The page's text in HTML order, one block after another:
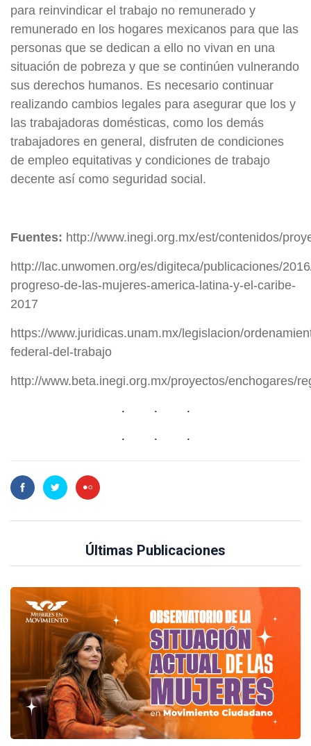
para reinvindicar el trabajo no remunerado y
remunerado en los hogares mexicanos para que las
personas que se dedican a ello no vivan en una
situación de pobreza y que se continúen vulnerando
sus derechos humanos. Es necesario continuar
realizando cambios legales para asegurar que los y
las trabajadoras domésticas, como los demás
trabajadores en general, disfruten de condiciones
de empleo equitativas y condiciones de trabajo
decente así como seguridad social.
Fuentes: http://www.inegi.org.mx/est/contenidos/
http://lac.unwomen.org/es/digiteca/publicaciones/
progreso-de-las-mujeres-america-latina-y-el-caribe-
2017
https://www.juridicas.unam.mx/legislacion/
federal-del-trabajo
http://www.beta.inegi.org.mx/proyectos/enchogares/
Últimas Publicaciones